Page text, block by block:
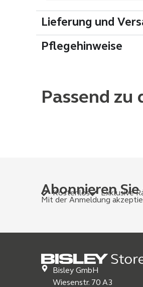
Lieferung und
Pflegehinweise
Passend
Abonnieren
Kostenlos Exklusive
Mit der Anmeldung
Bisley GmbH
Wiesenstr. 70 A3